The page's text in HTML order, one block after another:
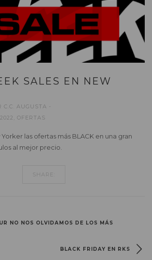
SALES EN NEW
C.C. AUGUSTA
OFERTAS
las ofertas más BLACK en una gran
al mejor precio.
SHARE:
NO NOS OLVIDAMOS DE LOS MÁS
BLACK FRIDAY EN RKS